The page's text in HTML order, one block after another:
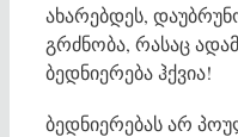
ახარებდეს,
გრძნობა, რასაც
ბედნიერება ჰქვია!
ბედნიერებას არ